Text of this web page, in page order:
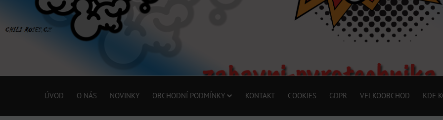
ÚVOD O NÁS NOVINKY OBCHODNÍ PODMÍNKY KONTAKT COOKIES GDPR VELKOOBCHOD KDE